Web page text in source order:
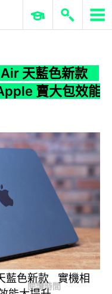
ERP 與商業 AI
天藍色新款
賣大包效能
閱讀時間